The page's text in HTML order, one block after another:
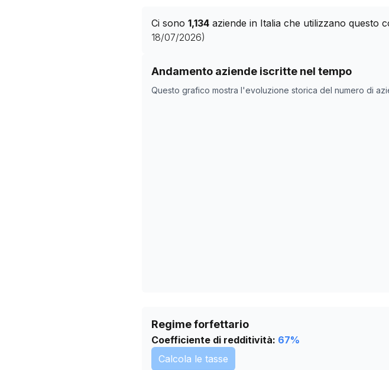
Ci sono 1,134 aziende in Italia che utilizzano questo
18/07/2026)
Andamento aziende iscritte nel tempo
Questo grafico mostra l'evoluzione storica del numero di
Storico numero di aziende con codice ATECO
Data rilevazione
Regime forfettario
Coefficiente di redditività: 67%
Calcola le tasse